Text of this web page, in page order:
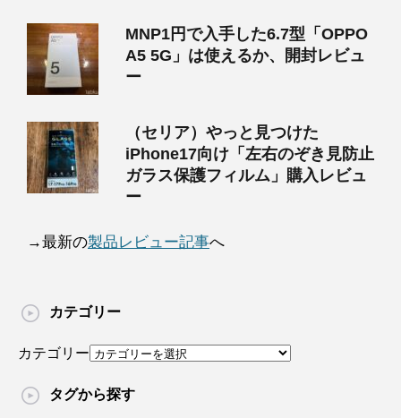
MNP1円で入手した6.7型「OPPO
A5 5G」は使えるか、開封レビュ
ー
（セリア）やっと見つけた
iPhone17向け「左右のぞき見防止
ガラス保護フィルム」購入レビュ
ー
→最新の製品レビュー記事へ
カテゴリー
カテゴリー
タグから探す